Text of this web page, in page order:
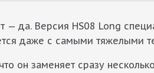
да. Версия HS08 Long
даже с самыми тяжелыми
он заменяет сразу